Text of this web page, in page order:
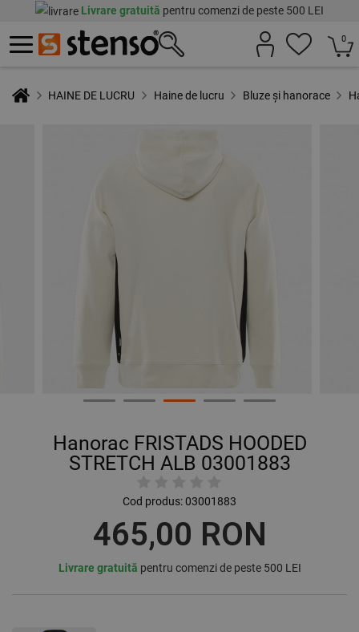
Livrare gratuită pentru comenzi de peste 500 LEI
0
HAINE DE LUCRU Haine de lucru Bluze și hanorace
Hanorac FRISTADS HOODED
STRETCH ALB 03001883
Cod produs:03001883
465,00 RON
Livrare gratuită pentru comenzi de peste 500 LEI